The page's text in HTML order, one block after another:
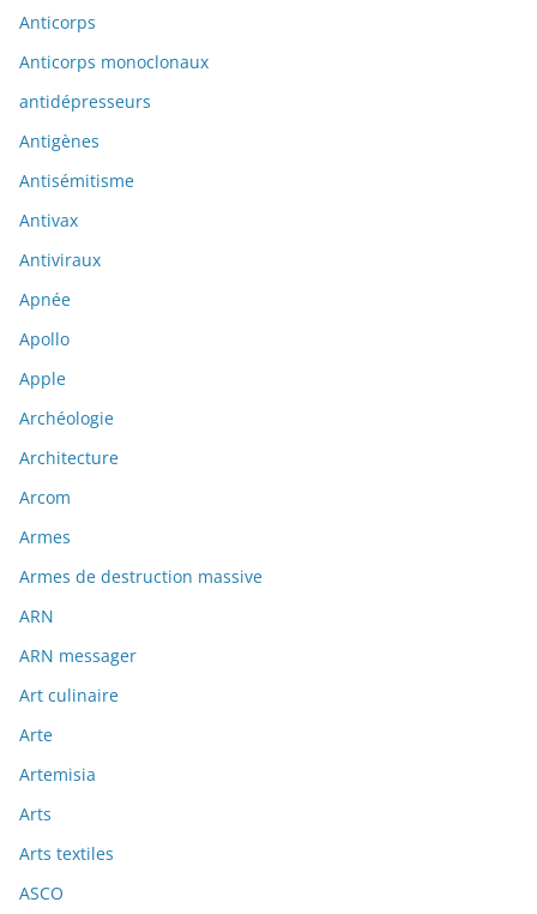
Anticorps
Anticorps monoclonaux
antidépresseurs
Antigènes
Antisémitisme
Antivax
Antiviraux
Apnée
Apollo
Apple
Archéologie
Architecture
Arcom
Armes
Armes de destruction massive
ARN
ARN messager
Art culinaire
Arte
Artemisia
Arts
Arts textiles
ASCO